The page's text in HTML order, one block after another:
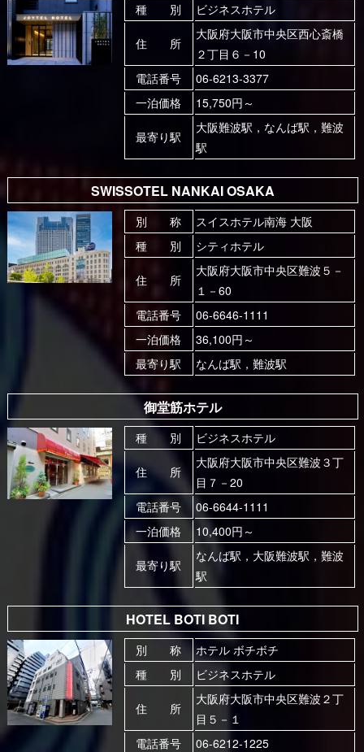
種 別 ビジネスホテル
住 所
大阪府大阪市中央区西心斎橋
２丁目６－10
電話番号
06-6213-3377
一泊価格
15,750円～
最寄り駅
大阪難波駅，なんば駅，難波
駅
SWISSOTEL NANKAI OSAKA
別 称
スイスホテル南海 大阪
種 別
シティホテル
住 所
大阪府大阪市中央区難波５－
１－60
電話番号
06-6646-1111
一泊価格
36,100円～
最寄り駅
なんば駅，難波駅
御堂筋ホテル
種 別 ビジネスホテル
住 所
大阪府大阪市中央区難波３丁
目７－20
電話番号
06-6644-1111
一泊価格
10,400円～
最寄り駅
なんば駅，大阪難波駅，難波
駅
HOTEL BOTI BOTI
別 称
ホテル ボチボチ
種 別
ビジネスホテル
住 所
大阪府大阪市中央区難波２丁
目５－１
電話番号
06-6212-1225